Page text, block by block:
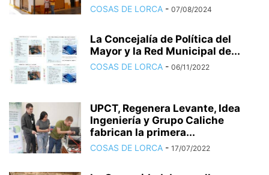
COSAS DE LORCA - 07/08/2024
La Concejalía de Política del
Mayor y la Red Municipal de...
COSAS DE LORCA - 06/11/2022
UPCT, Regenera Levante, Idea
Ingeniería y Grupo Caliche
fabrican la primera...
COSAS DE LORCA - 17/07/2022